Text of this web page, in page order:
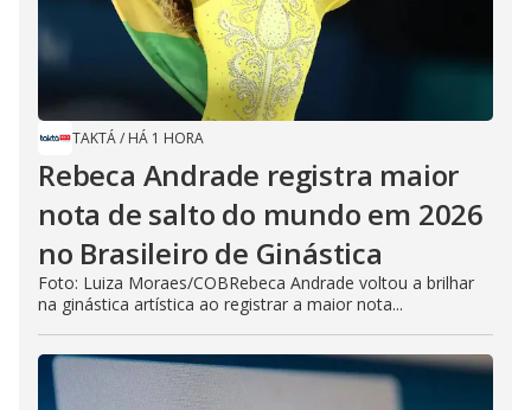
TAKTÁ/ HÁ 1 HORA
Rebeca Andrade registra maior
nota de salto do mundo em 2026
no Brasileiro de Ginástica
Foto: Luiza Moraes/COBRebeca Andrade voltou a brilhar
na ginástica artística ao registrar a maior nota...